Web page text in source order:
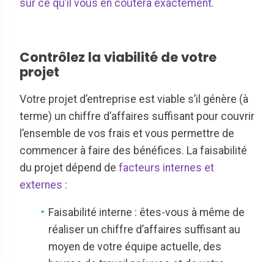
sur ce qu’il vous en coûtera exactement.
Contrôlez la viabilité de votre
projet
Votre projet d’entreprise est viable s’il génère (à
terme) un chiffre d’affaires suffisant pour couvrir
l’ensemble de vos frais et vous permettre de
commencer à faire des bénéfices. La faisabilité
du projet dépend de facteurs internes et
externes :
Faisabilité interne : êtes-vous à même de
réaliser un chiffre d’affaires suffisant au
moyen de votre équipe actuelle, des